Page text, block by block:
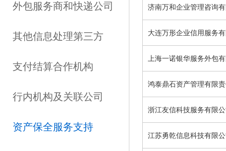
外包服务商和快递公司
其他信息处理第三方
支付结算合作机构
行内机构及关联公司
资产保全服务支持
济南万和企业管理咨询
大连万形企业信用服务
上海一诺银华服务外包
鸿泰鼎石资产管理有限
浙江友信科技服务有限
江苏勇乾信息科技有限